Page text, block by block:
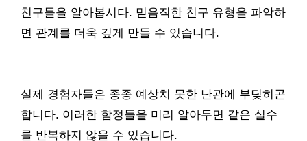
친구들을 알아봅시다. 믿음직한 친구 유형을 파악하
면 관계를 더욱 깊게 만들 수 있습니다.
실제 경험자들은 종종 예상치 못한 난관에 부딪히곤
합니다. 이러한 함정들을 미리 알아두면 같은 실수
를 반복하지 않을 수 있습니다.